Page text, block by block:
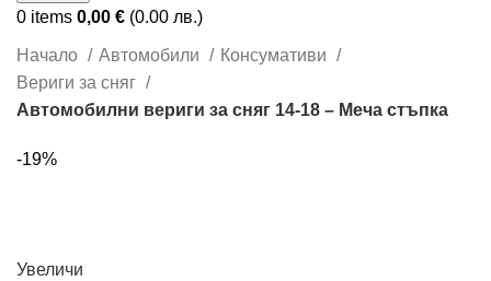
0 items 0,00 € (0.00 лв.)
Начало Автомобили
Консумативи
Вериги за сняг
Автомобилни вериги за сняг 14-18 – Меча стъпка
-19%
Увеличи